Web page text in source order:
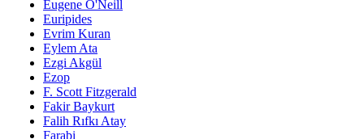
Eugene O'Neill
Euripides
Evrim Kuran
Eylem Ata
Ezgi Akgül
Ezop
F. Scott Fitzgerald
Fakir Baykurt
Falih Rıfkı Atay
Farabi